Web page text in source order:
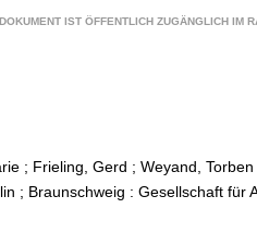
IST ÖFFENTLICH ZUGÄNGLICH IM
; Frieling, Gerd ; Weyand, Torben
; Braunschweig : Gesellschaft für